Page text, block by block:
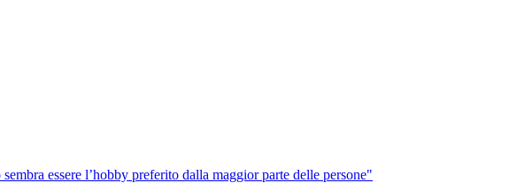
essere l’hobby preferito dalla maggior parte delle persone"